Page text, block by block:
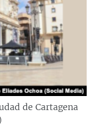
de Cartagena